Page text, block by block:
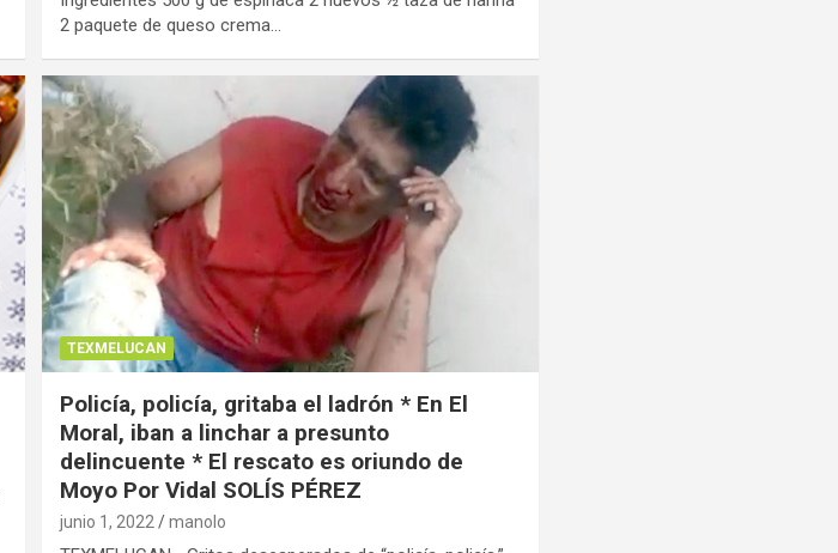
2 paquete de queso crema…
TEXMELUCAN
Policía, policía, gritaba el ladrón * En El
Moral, iban a linchar a presunto
delincuente * El rescato es oriundo de
Moyo Por Vidal SOLÍS PÉREZ
junio 1, 2022 manolo